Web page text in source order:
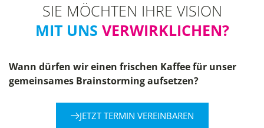
SIE MÖCHTEN IHRE VISION
MIT UNS VERWIRKLICHEN?
Wann dürfen wir einen frischen Kaffee für unser
gemeinsames Brainstorming aufsetzen?
JETZT TERMIN VEREINBAREN